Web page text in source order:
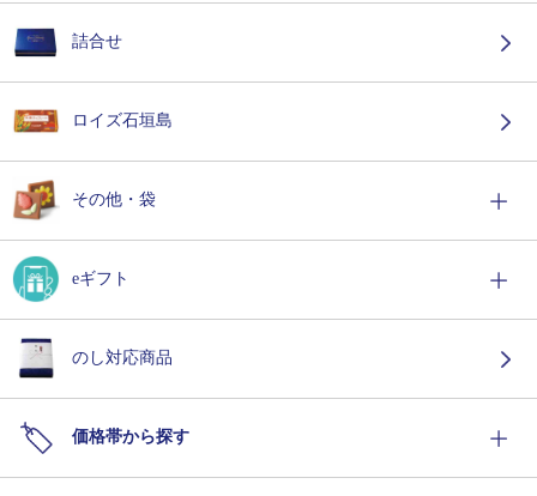
詰合せ
ロイズ石垣島
その他・袋
eギフト
のし対応商品
価格帯から探す